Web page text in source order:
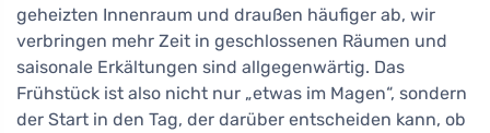
geheizten Innenraum und draußen häufiger ab, wir
verbringen mehr Zeit in geschlossenen Räumen und
saisonale Erkältungen sind allgegenwärtig. Das
Frühstück ist also nicht nur „etwas im Magen“, sondern
der Start in den Tag, der darüber entscheiden kann, ob